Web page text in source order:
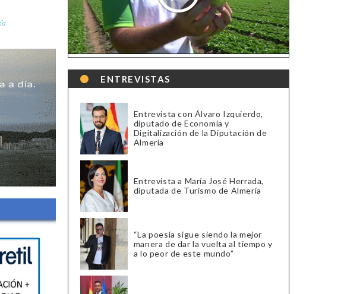
ENTREVISTAS
Entrevista con Álvaro Izquierdo,
diputado de Economía y
Digitalización de la Diputación de
Almería
Entrevista a María José Herrada,
diputada de Turismo de Almería
“La poesía sigue siendo la mejor
manera de dar la vuelta al tiempo y
a lo peor de este mundo”